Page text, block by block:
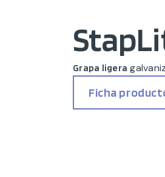
Grapa ligera
Ficha